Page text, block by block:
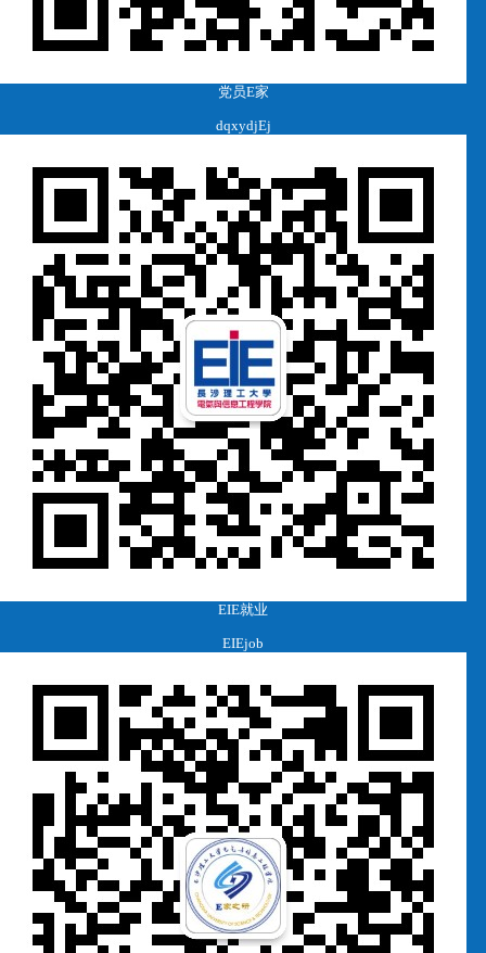
党员E家
dqxydjEj
EIE就业
EIEjob